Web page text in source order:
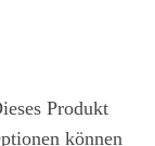
Produkt
können